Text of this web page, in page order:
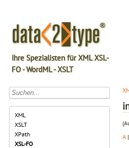
Ihre Spezialisten für XML XSL-
FO - WordML - XSLT
XML
XSLT
XPath
XSL-FO
A |